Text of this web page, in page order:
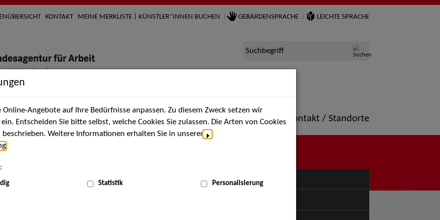
KONTAKT MEINE MERKLISTE | KÜNSTLER*INNEN BUCHEN GEBÄRDENSPRACHE LEICHTE SPRACHE
Suchbegriff
Künstler*innen Über uns Aktuelles Termine Portfolio Kontakt / Standorte
MENÜ
Angebote auf Ihre Bedürfnisse anpassen. Zu diesem Zweck setzen wir
Entscheiden Sie bitte selbst, welche Cookies Sie zulassen. Die Arten von Cookies
Weitere Informationen erhalten Sie in unserer
Statistik Personalisierung